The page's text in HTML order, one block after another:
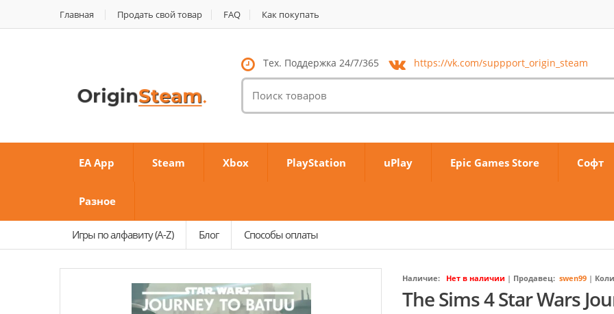
Главная Продать свой товар FAQ Как покупать
Тех. Поддержка 24/7/365 https://vk.com/suppport_origin_steam
Поиск
товаров:
EA App Steam Xbox PlayStation uPlay Epic Games Store Софт
Разное
Игры по алфавиту (A-Z) Блог Способы оплаты
Наличие: Нет в наличии | Продавец: swen99 |
The Sims 4 Star Wars